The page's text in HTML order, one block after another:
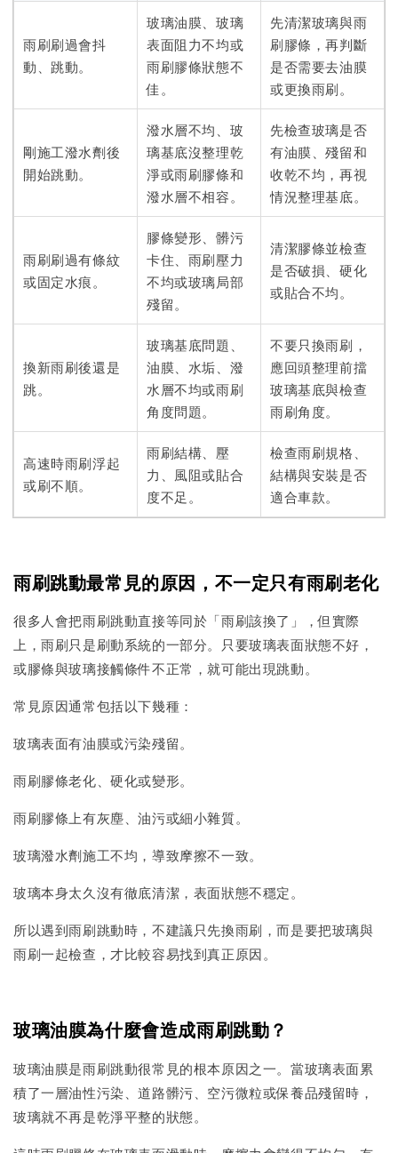
雨刷刷過會抖
動、跳動。
玻璃油膜、玻璃
表面阻力不均或
雨刷膠條狀態不
佳。
先清潔玻璃與雨
刷膠條，再判斷
是否需要去油膜
或更換雨刷。
剛施工潑水劑後
開始跳動。
潑水層不均、玻
璃基底沒整理乾
淨或雨刷膠條和
潑水層不相容。
先檢查玻璃是否
有油膜、殘留和
收乾不均，再視
情況整理基底。
雨刷刷過有條紋
或固定水痕。
膠條變形、髒污
卡住、雨刷壓力
不均或玻璃局部
殘留。
清潔膠條並檢查
是否破損、硬化
或貼合不均。
換新雨刷後還是
跳。
玻璃基底問題、
油膜、水垢、潑
水層不均或雨刷
角度問題。
不要只換雨刷，
應回頭整理前擋
玻璃基底與檢查
雨刷角度。
高速時雨刷浮起
或刷不順。
雨刷結構、壓
力、風阻或貼合
度不足。
檢查雨刷規格、
結構與安裝是否
適合車款。
雨刷跳動最常見的原因，不一定只有雨刷老化
很多人會把雨刷跳動直接等同於「雨刷該換了」，但實際
上，雨刷只是刷動系統的一部分。只要玻璃表面狀態不好，
或膠條與玻璃接觸條件不正常，就可能出現跳動。
常見原因通常包括以下幾種：
玻璃表面有油膜或污染殘留。
雨刷膠條老化、硬化或變形。
雨刷膠條上有灰塵、油污或細小雜質。
玻璃潑水劑施工不均，導致摩擦不一致。
玻璃本身太久沒有徹底清潔，表面狀態不穩定。
所以遇到雨刷跳動時，不建議只先換雨刷，而是要把玻璃與
雨刷一起檢查，才比較容易找到真正原因。
玻璃油膜為什麼會造成雨刷跳動？
玻璃油膜是雨刷跳動很常見的根本原因之一。當玻璃表面累
積了一層油性污染、道路髒污、空污微粒或保養品殘留時，
玻璃就不再是乾淨平整的狀態。